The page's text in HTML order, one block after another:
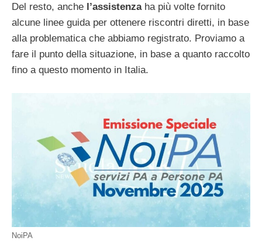
Del resto, anche l’assistenza ha più volte fornito
alcune linee guida per ottenere riscontri diretti, in base
alla problematica che abbiamo registrato. Proviamo a
fare il punto della situazione, in base a quanto raccolto
fino a questo momento in Italia.
NoiPA